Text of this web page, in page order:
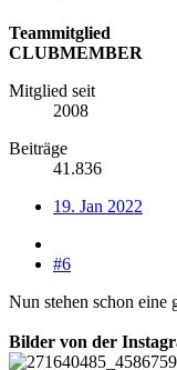
Teammitglied
CLUBMEMBER
Mitglied seit
2008
Beiträge
41.836
19. Jan 2022
#6
Nun stehen schon eine
Bilder von der